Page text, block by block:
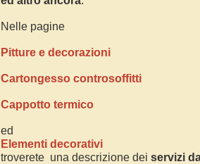
Nelle pagine
Pitture e decorazioni
Cartongesso controsoffitti
Cappotto termico
ed
Elementi decorativi
troverete una descrizione dei servizi